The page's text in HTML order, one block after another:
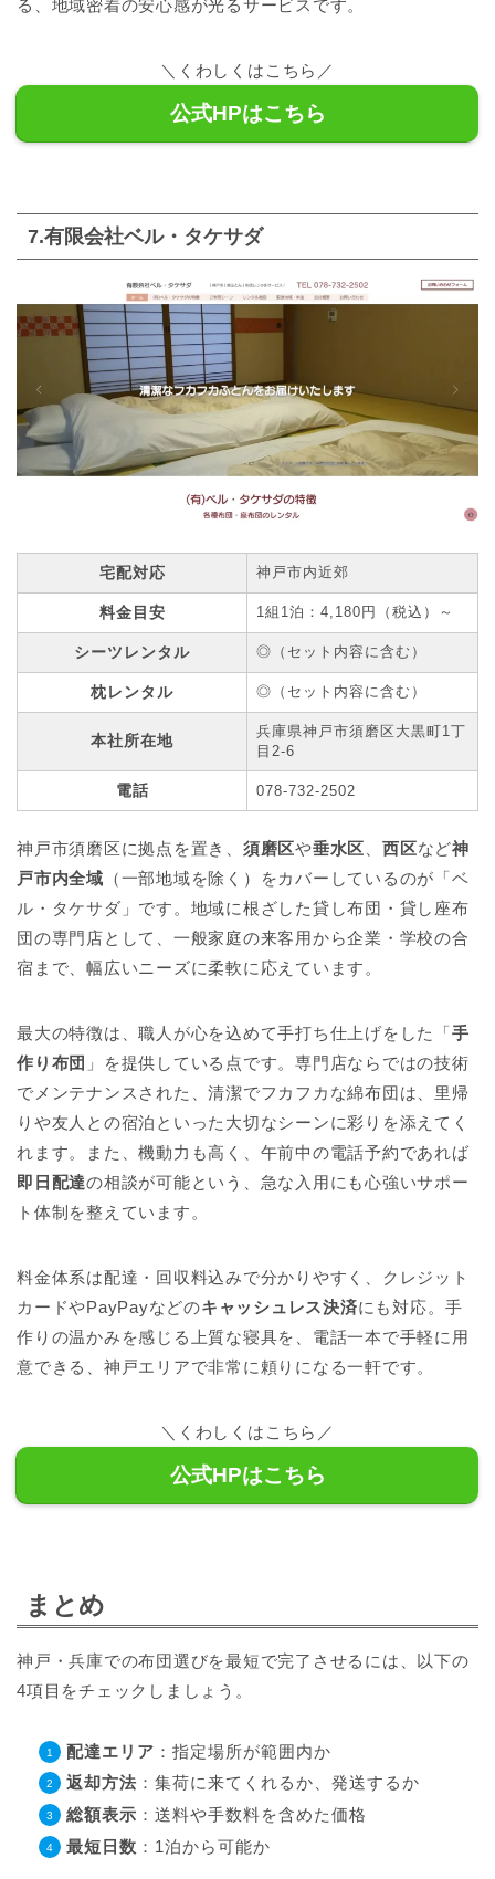
る、地域密着の安心感が光るサービスです。
＼くわしくはこちら／
公式HPはこちら
7.有限会社ベル・タケサダ
宅配対応 神戸市内近郊
料金目安 1組1泊：4,180円（税込）～
シーツレンタル ◎（セット内容に含む）
枕レンタル ◎（セット内容に含む）
本社所在地
兵庫県神戸市須磨区大黒町1丁
目2-6
電話 078-732-2502
神戸市須磨区に拠点を置き、 須磨区や垂水区、 西区など神
戸市内全域 （一部地域を除く）をカバーしているのが「ベ
ル・タケサダ」です。地域に根ざした貸し布団・貸し座布
団の専門店として、一般家庭の来客用から企業・学校の合
宿まで、幅広いニーズに柔軟に応えています。
最大の特徴は、職人が心を込めて手打ち仕上げをした「 手
作り布団 」を提供している点です。専門店ならではの技術
でメンテナンスされた、清潔でフカフカな綿布団は、里帰
りや友人との宿泊といった大切なシーンに彩りを添えてく
れます。また、機動力も高く、午前中の電話予約であれば
即日配達の相談が可能という、急な入用にも心強いサポー
ト体制を整えています。
料金体系は配達・回収料込みで分かりやすく、クレジット
カードやPayPayなどのキャッシュレス決済にも対応。手
作りの温かみを感じる上質な寝具を、電話一本で手軽に用
意できる、神戸エリアで非常に頼りになる一軒です。
＼くわしくはこちら／
公式HPはこちら
まとめ
神戸・兵庫での布団選びを最短で完了させるには、以下の
4項目をチェックしましょう。
配達エリア ：指定場所が範囲内か
返却方法 ：集荷に来てくれるか、発送するか
総額表示 ：送料や手数料を含めた価格
最短日数 ：1泊から可能か